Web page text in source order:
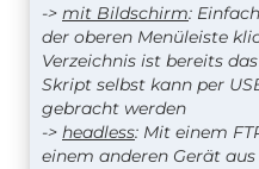
-> mit Bildschirm:
der oberen Menüleiste
Verzeichnis ist bereits
Skript selbst kann per
gebracht werden
-> headless: Mit einem
einem anderen Gerät